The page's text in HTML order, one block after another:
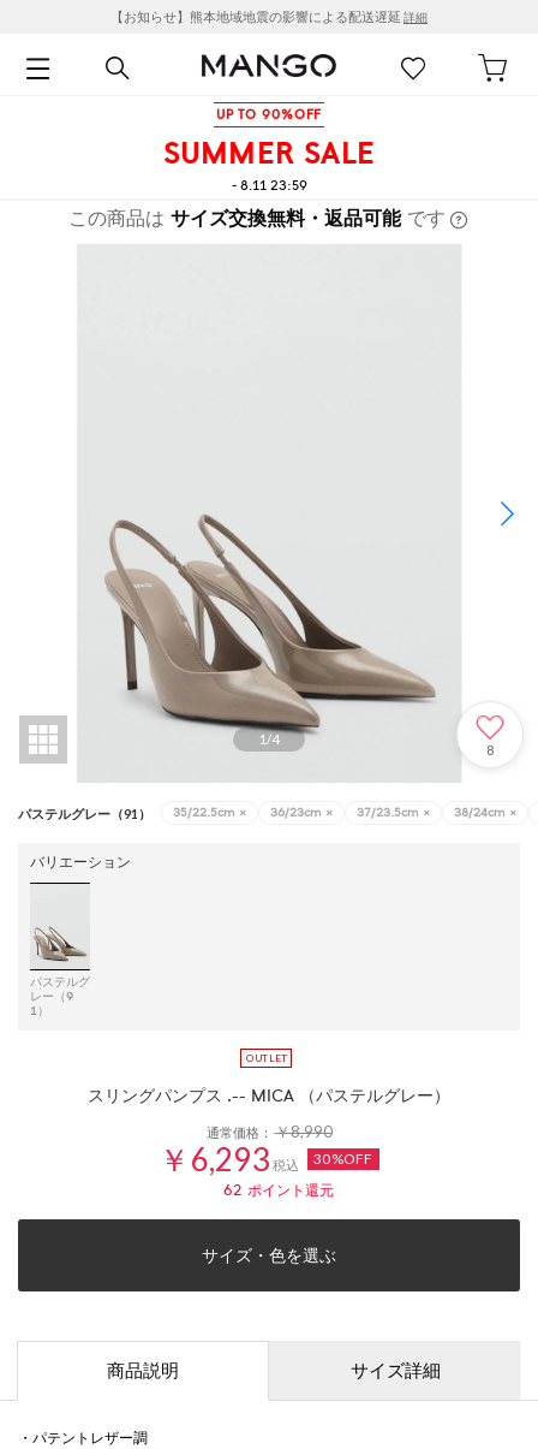
【お知らせ】熊本地域地震の影響による配送遅延 詳細
UP TO 90%OFF
SUMMER SALE
- 8.11 23:59
この商品は サイズ交換無料・返品可能 です
1/4
8
パステルグレー（91） 35/22.5cm × 36/23cm × 37/23.5cm × 38/24cm ×
バリエーション
パステルグ
レー（9
1）
スリングパンプス .-- MICA （パステルグレー）
通常価格：￥8,990
￥6,293 税込 30%OFF
62 ポイント還元
サイズ・色を選ぶ
商品説明 サイズ詳細
・パテントレザー調